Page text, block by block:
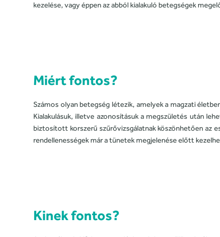
kezelése, vagy éppen az abból kialakuló betegségek
Miért fontos?
Számos olyan betegség létezik, amelyek a magzati
Kialakulásuk, illetve azonosításuk a megszületés után
biztosított korszerű szűrővizsgálatnak köszönhetően az
rendellenességek már a tünetek megjelenése előtt
Kinek fontos?